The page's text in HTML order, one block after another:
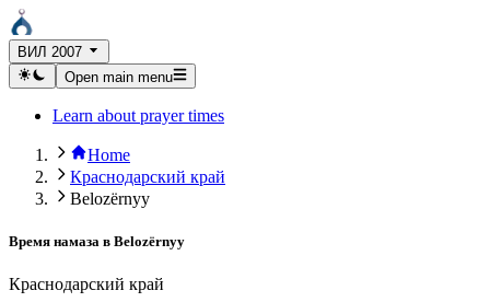
ВИЛ 2007
Open main menu
Learn about prayer times
Home
Краснодарский край
Belozërnyy
Время намаза в Belozërnyy
Краснодарский край